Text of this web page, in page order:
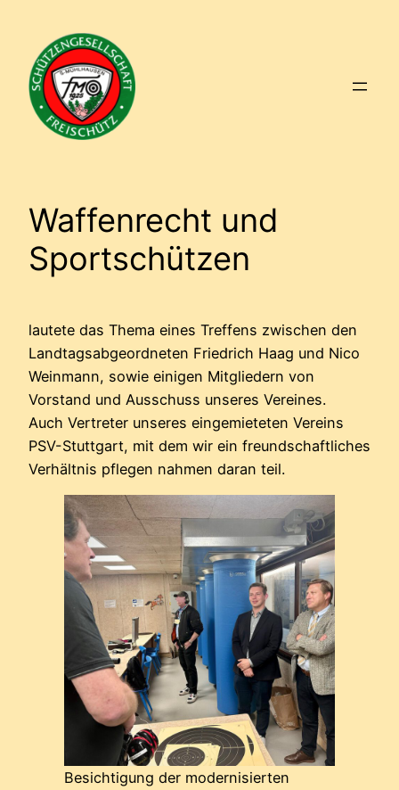
springen
Waffenrecht und
Sportschützen
lautete das Thema eines Treffens zwischen den
Landtagsabgeordneten Friedrich Haag und Nico
Weinmann, sowie einigen Mitgliedern von
Vorstand und Ausschuss unseres Vereines.
Auch Vertreter unseres eingemieteten Vereins
PSV-Stuttgart, mit dem wir ein freundschaftliches
Verhältnis pflegen nahmen daran teil.
Besichtigung der modernisierten